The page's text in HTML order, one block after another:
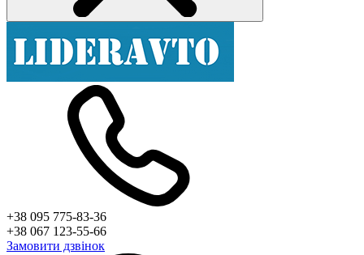
+38 095 775-83-36
+38 067 123-55-66
Замовити дзвінок